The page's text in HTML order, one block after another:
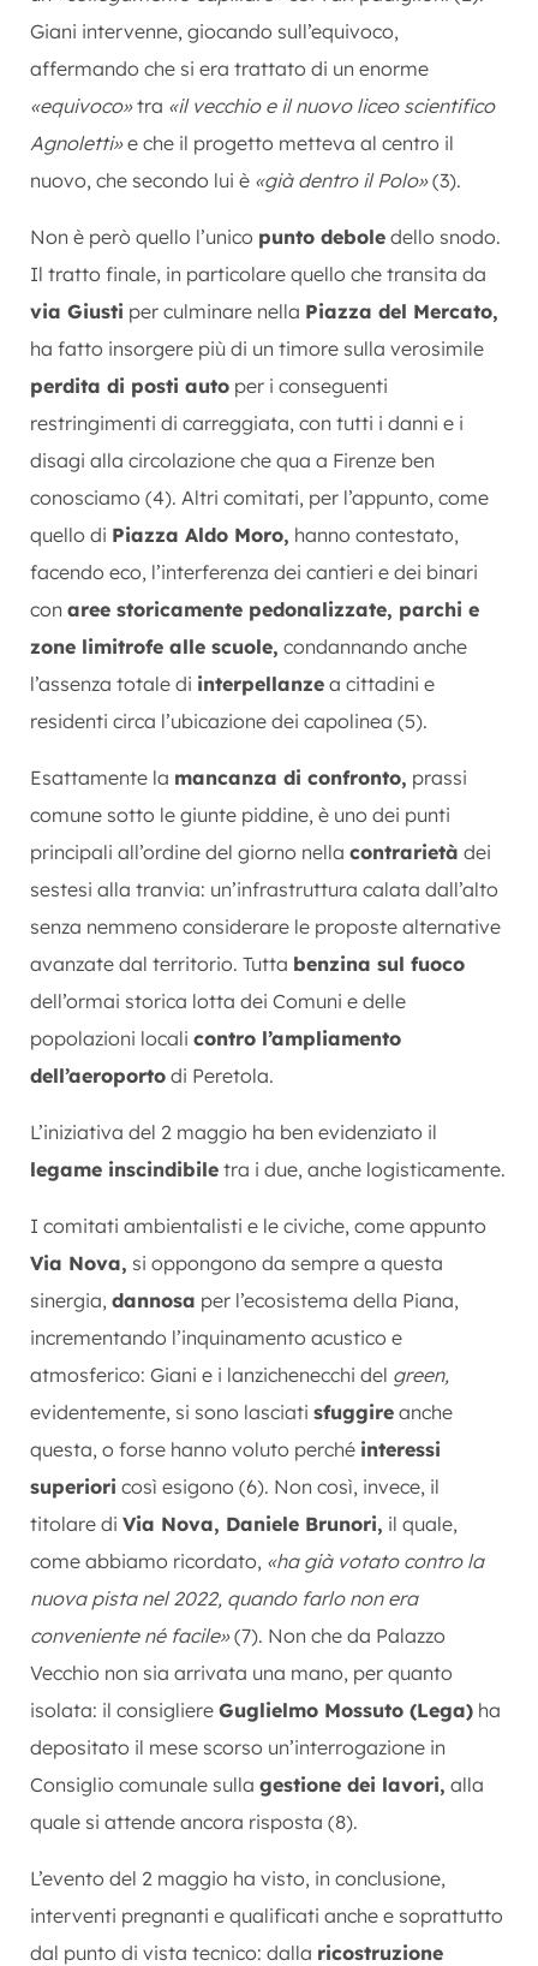
Giani intervenne, giocando sull’equivoco,
affermando che si era trattato di un enorme
«equivoco»tra «il vecchio e il nuovo liceo scientifico
Agnoletti»e che il progetto metteva al centro il
nuovo, che secondo lui è «già dentro il Polo»(3).
Non è però quello l’unico punto debole dello snodo.
Il tratto finale, in particolare quello che transita da
via Giusti per culminare nella Piazza del Mercato,
ha fatto insorgere più di un timore sulla verosimile
perdita di posti auto per i conseguenti
restringimenti di carreggiata, con tutti i danni e i
disagi alla circolazione che qua a Firenze ben
conosciamo (4). Altri comitati, per l’appunto, come
quello di Piazza Aldo Moro, hanno contestato,
facendo eco, l’interferenza dei cantieri e dei binari
con aree storicamente pedonalizzate, parchi e
zone limitrofe alle scuole, condannando anche
l’assenza totale di interpellanze a cittadini e
residenti circa l’ubicazione dei capolinea (5).
Esattamente la mancanza di confronto, prassi
comune sotto le giunte piddine, è uno dei punti
principali all’ordine del giorno nella contrarietà dei
sestesi alla tranvia: un’infrastruttura calata dall’alto
senza nemmeno considerare le proposte alternative
avanzate dal territorio. Tutta benzina sul fuoco
dell’ormai storica lotta dei Comuni e delle
popolazioni locali contro l’ampliamento
dell’aeroporto di Peretola.
L’iniziativa del 2 maggio ha ben evidenziato il
legame inscindibile tra i due, anche logisticamente.
I comitati ambientalisti e le civiche, come appunto
Via Nova, si oppongono da sempre a questa
sinergia, dannosa per l’ecosistema della Piana,
incrementando l’inquinamento acustico e
atmosferico: Giani e i lanzichenecchi del green,
evidentemente, si sono lasciati sfuggire anche
questa, o forse hanno voluto perché interessi
superiori così esigono (6). Non così, invece, il
titolare di Via Nova, Daniele Brunori, il quale,
come abbiamo ricordato, «ha già votato contro la
nuova pista nel 2022, quando farlo non era
conveniente né facile»(7). Non che da Palazzo
Vecchio non sia arrivata una mano, per quanto
isolata: il consigliere Guglielmo Mossuto (Lega) ha
depositato il mese scorso un’interrogazione in
Consiglio comunale sulla gestione dei lavori, alla
quale si attende ancora risposta (8).
L’evento del 2 maggio ha visto, in conclusione,
interventi pregnanti e qualificati anche e soprattutto
dal punto di vista tecnico: dalla ricostruzione